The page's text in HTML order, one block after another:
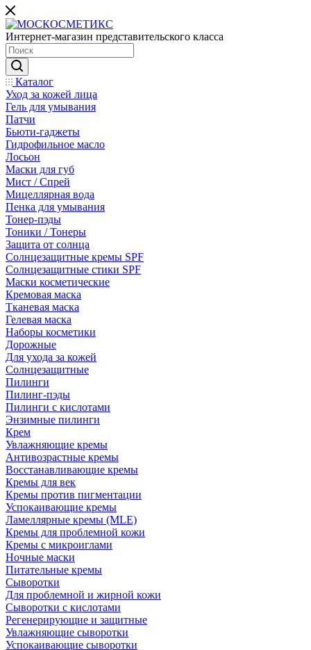
Интернет-магазин представительского класса
Каталог
Уход за кожей лица
Гель для умывания
Патчи
Бьюти-гаджеты
Гидрофильное масло
Лосьон
Маски для губ
Мист / Спрей
Мицеллярная вода
Пенка для умывания
Тонер-пэды
Тоники / Тонеры
Защита от солнца
Солнцезащитные кремы SPF
Солнцезащитные стики SPF
Маски косметические
Кремовая маска
Тканевая маска
Гелевая маска
Наборы косметики
Дорожные
Для ухода за кожей
Солнцезащитные
Пилинги
Пилинг-пэды
Пилинги с кислотами
Энзимные пилинги
Крем
Увлажняющие кремы
Антивозрастные кремы
Восстанавливающие кремы
Кремы для век
Кремы против пигментации
Успокаивающие кремы
Ламеллярные кремы (MLE)
Кремы для проблемной кожи
Кремы с микроиглами
Ночные маски
Питательные кремы
Сыворотки
Для проблемной и жирной кожи
Сыворотки с кислотами
Регенерирующие и защитные
Увлажняющие сыворотки
Успокаивающие сыворотки